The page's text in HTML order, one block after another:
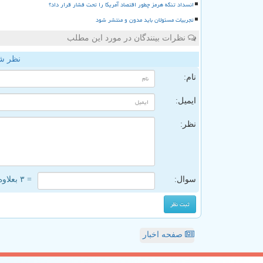
انسداد تنگه هرمز چطور اقتصاد آمریکا را تحت فشار قرار داد؟
تجربیات مسئولان باید مدون و منتشر شود
نظرات بینندگان در مورد این مطلب
نظر
نام:
ایمیل:
نظر:
سوال: = ۳ بعلاوه ۴
صفحه اخبار